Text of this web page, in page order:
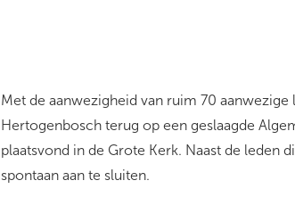
Met de aanwezigheid van ruim 70
Hertogenbosch terug op een geslaagde
plaatsvond in de Grote Kerk. Naast de leden
spontaan aan te sluiten.